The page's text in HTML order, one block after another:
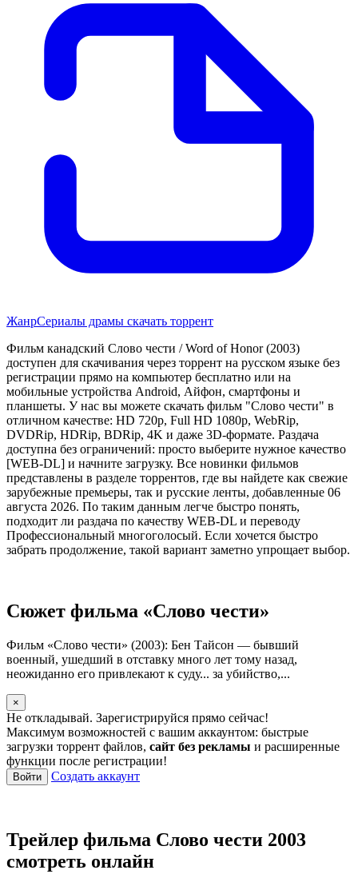
ЖанрСериалы драмы скачать торрент
Фильм канадский Слово чести / Word of Honor (2003)
доступен для скачивания через торрент на русском языке без
регистрации прямо на компьютер бесплатно или на
мобильные устройства Android, Айфон, смартфоны и
планшеты. У нас вы можете скачать фильм "Слово чести" в
отличном качестве: HD 720p, Full HD 1080p, WebRip,
DVDRip, HDRip, BDRip, 4K и даже 3D-формате. Раздача
доступна без ограничений: просто выберите нужное качество
[WEB-DL] и начните загрузку. Все новинки фильмов
представлены в разделе торрентов, где вы найдете как свежие
зарубежные премьеры, так и русские ленты, добавленные 06
августа 2026. По таким данным легче быстро понять,
подходит ли раздача по качеству WEB-DL и переводу
Профессиональный многоголосый. Если хочется быстро
забрать продолжение, такой вариант заметно упрощает выбор.
Сюжет фильма «Слово чести»
Фильм «Слово чести» (2003): Бен Тайсон — бывший
военный, ушедший в отставку много лет тому назад,
неожиданно его привлекают к суду... за убийство,...
×
Не откладывай. Зарегистрируйся прямо сейчас!
Максимум возможностей с вашим аккаунтом: быстрые
загрузки торрент файлов, сайт без рекламы и расширенные
функции после регистрации!
Войти Создать аккаунт
Трейлер фильма Слово чести 2003
смотреть онлайн